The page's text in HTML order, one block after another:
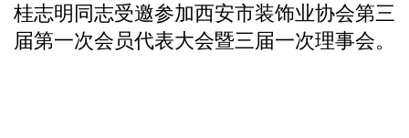
桂志明同志受邀参加西安市装饰业协会第三
届第一次会员代表大会暨三届一次理事会。